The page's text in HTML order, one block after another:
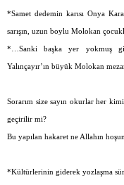
*Samet dedemin karısı Onya
sarışın, uzun boylu Molokan
*…Sanki başka yer yokmuş
Yalınçayır’ın büyük Molokan
Sorarım size sayın okurlar her
geçirilir mi?
Bu yapılan hakaret ne Allahın
*Kültürlerinin giderek yozlaşma